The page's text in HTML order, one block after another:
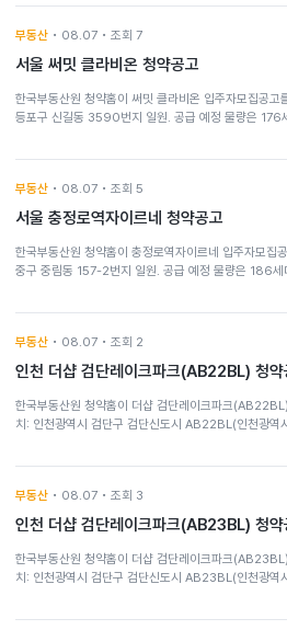
부동산 • 08.07 • 조회 7
서울 써밋 클라비온 청약공고
한국부동산원 청약홈이 써밋 클라비온 입주자모집공고
등포구 신길동 3590번지 일원. 공급 예정 물량은
부동산 • 08.07 • 조회 5
서울 충정로역자이르네 청약공고
한국부동산원 청약홈이 충정로역자이르네 입주자모집
중구 중림동 157-2번지 일원. 공급 예정 물량은
부동산 • 08.07 • 조회 2
인천 더샵 검단레이크파크(AB22BL) 청약
한국부동산원 청약홈이 더샵 검단레이크파크
치: 인천광역시 검단구 검단신도시 AB22BL(인천광
부동산 • 08.07 • 조회 3
인천 더샵 검단레이크파크(AB23BL) 청약
한국부동산원 청약홈이 더샵 검단레이크파크
치: 인천광역시 검단구 검단신도시 AB23BL(인천광